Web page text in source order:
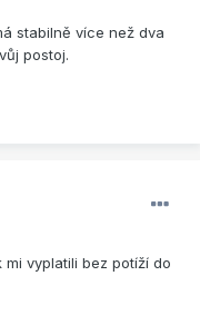
stabilně více než dva
postoj.
vyplatili bez potíží do